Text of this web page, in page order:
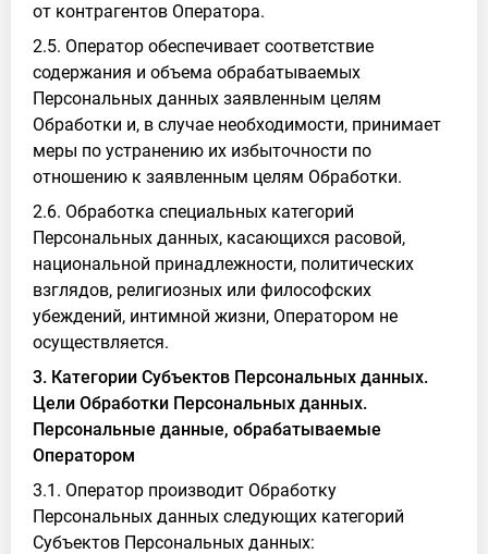
от контрагентов Оператора.
2.5. Оператор обеспечивает соответствие
содержания и объема обрабатываемых
Персональных данных заявленным целям
Обработки и, в случае необходимости, принимает
меры по устранению их избыточности по
отношению к заявленным целям Обработки.
2.6. Обработка специальных категорий
Персональных данных, касающихся расовой,
национальной принадлежности, политических
взглядов, религиозных или философских
убеждений, интимной жизни, Оператором не
осуществляется.
3. Категории Субъектов Персональных данных.
Цели Обработки Персональных данных.
Персональные данные, обрабатываемые
Оператором
3.1. Оператор производит Обработку
Персональных данных следующих категорий
Субъектов Персональных данных: